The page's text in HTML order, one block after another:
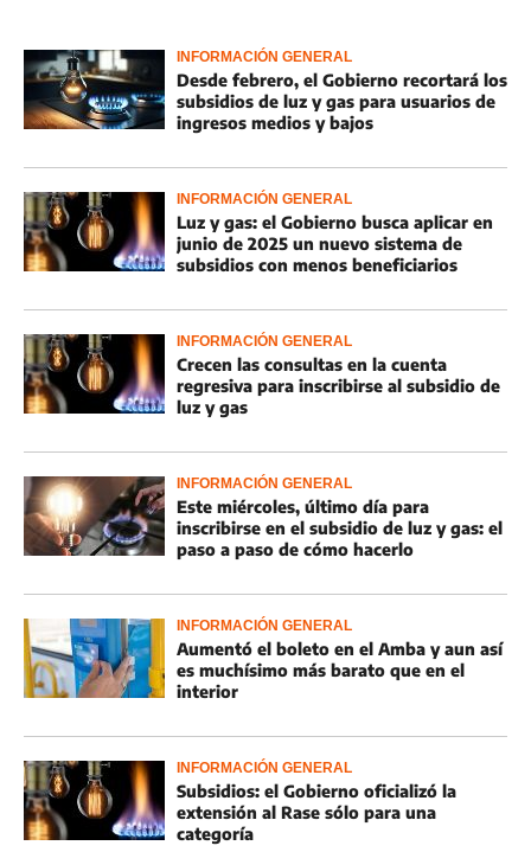
INFORMACIÓN GENERAL
Desde febrero, el Gobierno recortará los
subsidios de luz y gas para usuarios de
ingresos medios y bajos
INFORMACIÓN GENERAL
Luz y gas: el Gobierno busca aplicar en
junio de 2025 un nuevo sistema de
subsidios con menos beneficiarios
INFORMACIÓN GENERAL
Crecen las consultas en la cuenta
regresiva para inscribirse al subsidio de
luz y gas
INFORMACIÓN GENERAL
Este miércoles, último día para
inscribirse en el subsidio de luz y gas: el
paso a paso de cómo hacerlo
INFORMACIÓN GENERAL
Aumentó el boleto en el Amba y aun así
es muchísimo más barato que en el
interior
INFORMACIÓN GENERAL
Subsidios: el Gobierno oficializó la
extensión al Rase sólo para una
categoría